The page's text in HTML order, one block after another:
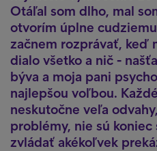
Otáľal som dlho, mal
otvorím úplne
začnem rozprávať, keď
dialo všetko a nič -
býva a moja pani
najlepšou voľbou.
neskutočne veľa
problémy, nie sú
zvládať akékoľvek